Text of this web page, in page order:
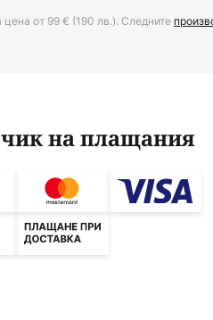
от 99 € (190 лв.). Следните
на плащания